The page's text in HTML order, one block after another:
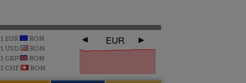
1 EUR
RON
1 USD
RON
1 GBP
RON
1 CHF
RON
EUR